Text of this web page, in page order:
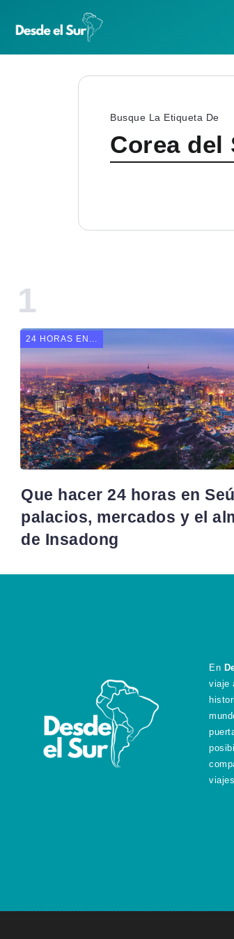
Busque La Etiqueta De
Corea del
24 HORAS EN...
Que hacer 24 horas en
palacios, mercados y el
de Insadong
En
viaje